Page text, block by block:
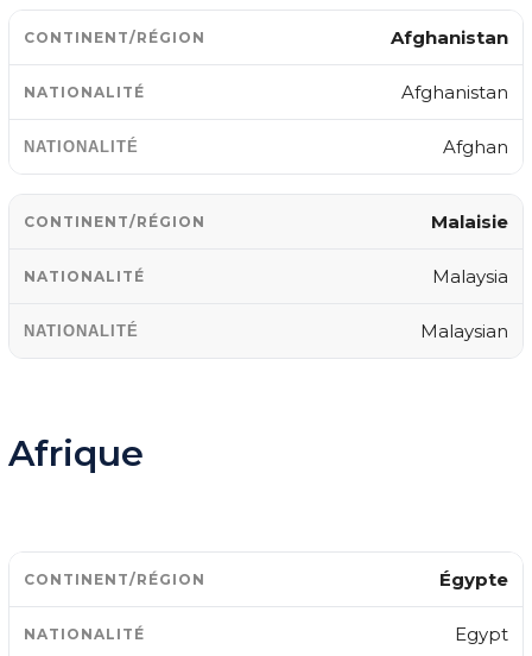
Afghanistan
Afghanistan
Afghan
Malaisie
Malaysia
Malaysian
Afrique
Égypte
Egypt